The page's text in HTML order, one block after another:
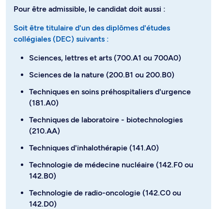
Pour être admissible, le candidat doit aussi :
Soit être titulaire d'un des diplômes d'études
collégiales (DEC) suivants :
Sciences, lettres et arts (700.A1 ou 700A0)
Sciences de la nature (200.B1 ou 200.B0)
Techniques en soins préhospitaliers d'urgence
(181.A0)
Techniques de laboratoire - biotechnologies
(210.AA)
Techniques d'inhalothérapie (141.A0)
Technologie de médecine nucléaire (142.F0 ou
142.B0)
Technologie de radio-oncologie (142.C0 ou
142.D0)